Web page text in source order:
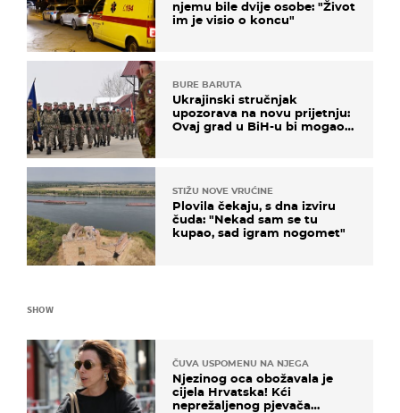
njemu bile dvije osobe: "Život
im je visio o koncu"
BURE BARUTA
Ukrajinski stručnjak
upozorava na novu prijetnju:
Ovaj grad u BiH-u bi mogao
STIŽU NOVE VRUĆINE
Plovila čekaju, s dna izviru
čuda: "Nekad sam se tu
kupao, sad igram nogomet"
SHOW
ČUVA USPOMENU NA NJEGA
Njezinog oca obožavala je
cijela Hrvatska! Kći
neprežaljenog pjevača